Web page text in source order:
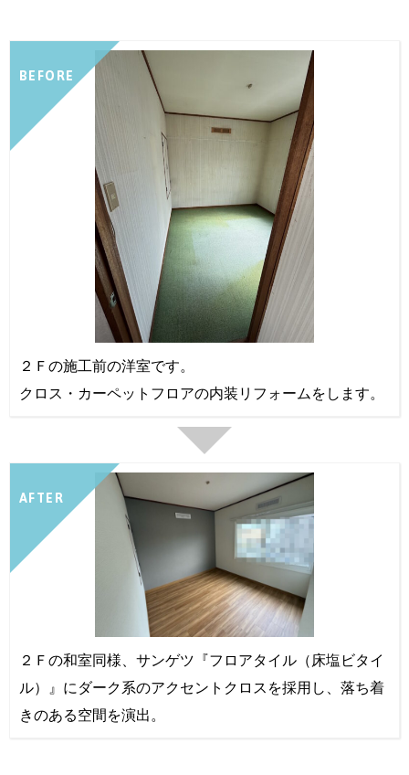
BEFORE
２Ｆの施工前の洋室です。
クロス・カーペットフロアの内装リフォームをします。
AFTER
２Ｆの和室同様、サンゲツ『フロアタイル（床塩ビタイ
ル）』にダーク系のアクセントクロスを採用し、落ち着
きのある空間を演出。